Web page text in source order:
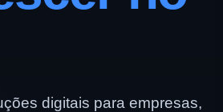
digitais para empresas,